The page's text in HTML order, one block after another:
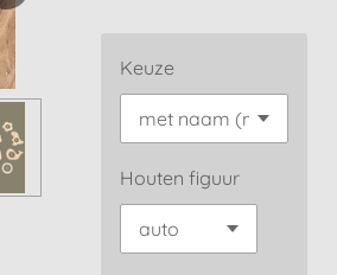
Keuze
Houten figuur